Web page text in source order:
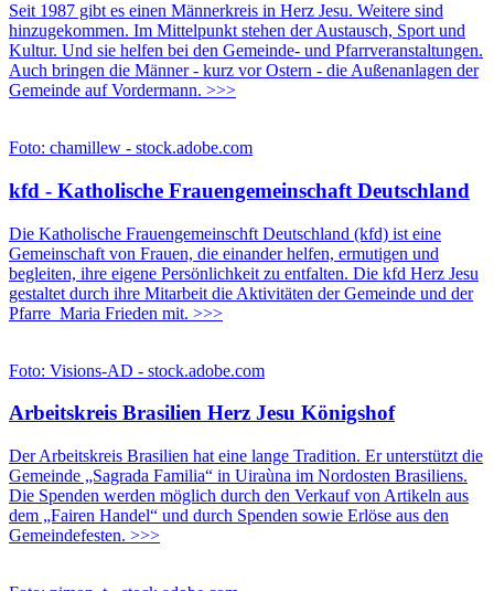
Seit 1987 gibt es einen Männerkreis in Herz Jesu. Weitere sind
hinzugekommen. Im Mittelpunkt stehen der Austausch, Sport und
Kultur. Und sie helfen bei den Gemeinde- und Pfarrveranstaltungen.
Auch bringen die Männer - kurz vor Ostern - die Außenanlagen der
Gemeinde auf Vordermann. >>>
Foto: chamillew - stock.adobe.com
kfd - Katholische Frauen­ge­mein­schaft Deutsch­land
Die Katholische Frauengemeinschft Deutschland (kfd) ist eine
Gemeinschaft von Frauen, die einander helfen, ermutigen und
begleiten, ihre eigene Persönlichkeit zu entfalten. Die kfd Herz Jesu
gestaltet durch ihre Mitarbeit die Aktivitäten der Gemeinde und der
Pfarre Maria Frieden mit. >>>
Foto: Visions-AD - stock.adobe.com
Arbeitskreis Brasilien Herz Jesu Königshof
Der Arbeitskreis Brasilien hat eine lange Tradition. Er unterstützt die
Gemeinde „Sagrada Familia“ in Uiraùna im Nordosten Brasiliens.
Die Spenden werden möglich durch den Verkauf von Artikeln aus
dem „Fairen Handel“ und durch Spenden sowie Erlöse aus den
Gemeindefesten. >>>